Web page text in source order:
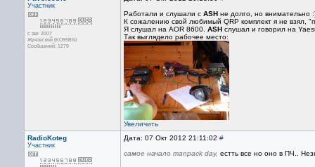
Участник
с авг 2007
Жуковский (KO95BN)
Сообщений: 1279
Работали и слушали с ASH не долго, но внимательно
К сожалению свой любимый QRP комплект я не взял,
Я слушал на AOR 8600. ASH слушал и говорил на
Так выглядело рабочее место:
Увеличить
RadioKoteg
Участник
Дата: 07 Окт 2012 21:11:02 #
самое начало manpack day, естть все но оно в ПЧ..